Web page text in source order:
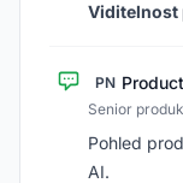
Viditelnost
PN
Senior
Pohled
AI.